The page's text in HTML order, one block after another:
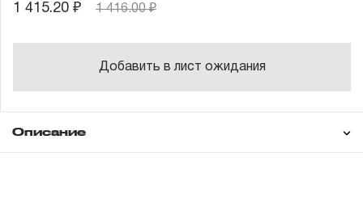
1 415.20 ₽ 1 416.00 ₽
Добавить в лист ожидания
Описание